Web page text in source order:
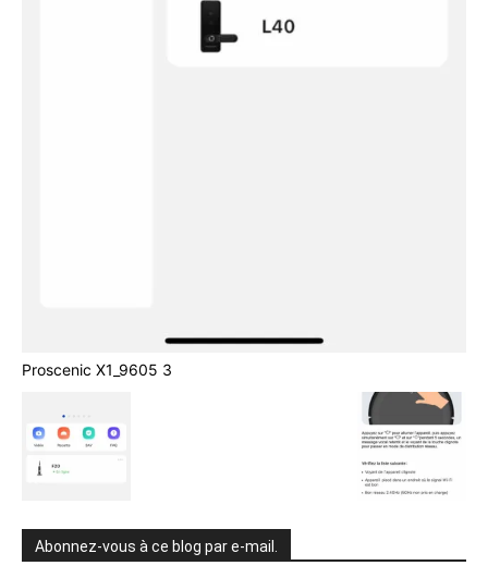
Proscenic X1_9605 3
Abonnez-vous à ce blog par e-mail.